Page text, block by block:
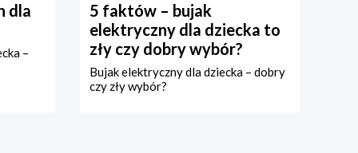
dla
–
5 faktów – bujak
elektryczny dla dziecka to
zły czy dobry wybór?
Bujak elektryczny dla dziecka – dobry
czy zły wybór?